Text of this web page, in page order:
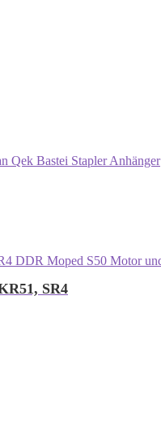
Qek Bastei Stapler Anhänger
SR4